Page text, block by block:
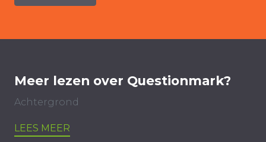
Meer lezen over Questionmark?
Achtergrond
LEES MEER